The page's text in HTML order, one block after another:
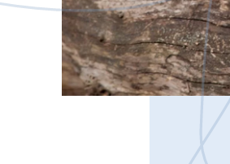
Polityka
RODO